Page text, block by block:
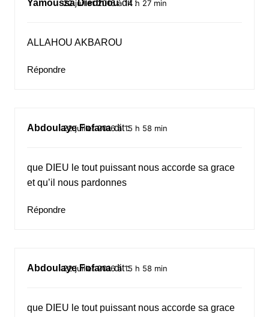
Yamoussa Diedhiou dit :
22 juillet 2016 à 14 h 27 min
ALLAHOU AKBAROU
Répondre
Abdoulaye Fofana dit :
22 juillet 2016 à 15 h 58 min
que DIEU le tout puissant nous accorde sa grace
et qu’il nous pardonnes
Répondre
Abdoulaye Fofana dit :
22 juillet 2016 à 15 h 58 min
que DIEU le tout puissant nous accorde sa grace